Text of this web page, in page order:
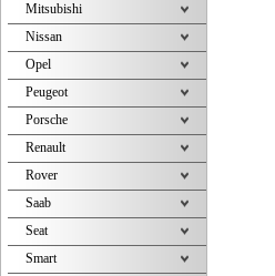
Mitsubishi
Nissan
Opel
Peugeot
Porsche
Renault
Rover
Saab
Seat
Smart